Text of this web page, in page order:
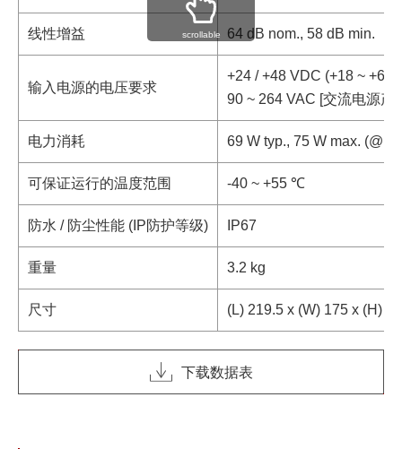
线性增益 64 dB nom., 58 dB min.
输入电源的电压要求
+24 / +48 VDC (+18 ~ +60
90 ~ 264 VAC [交流电源产
电力消耗 69 W typ., 75 W max. (@
可保证运行的温度范围 -40 ~ +55 ℃
防水 / 防尘性能 (IP防护等级) IP67
重量 3.2 kg
尺寸 (L) 219.5 x (W) 175 x (H)
scrollable
下载数据表